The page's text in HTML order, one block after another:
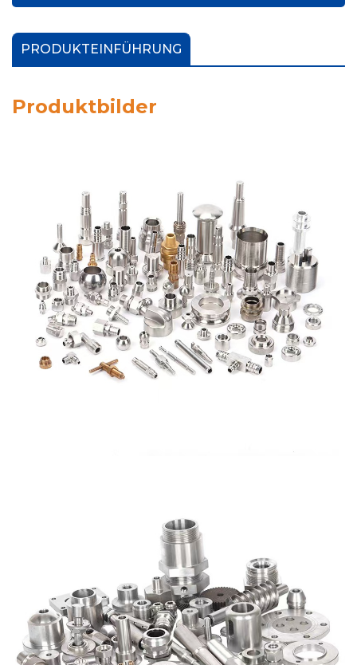
PRODUKTEINFÜHRUNG
Produktbilder